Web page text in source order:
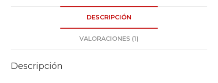
DESCRIPCIÓN
VALORACIONES (1)
Descripción